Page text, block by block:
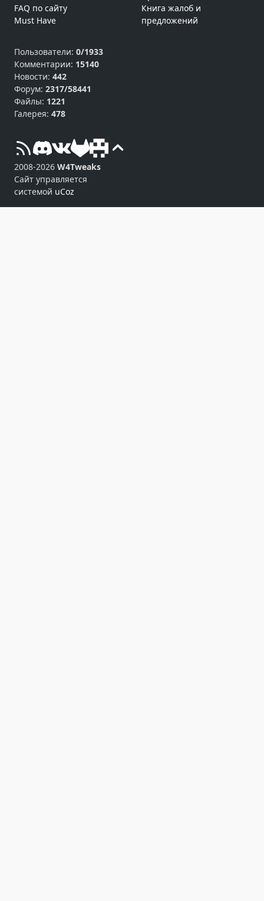
FAQ по сайту
Must Have
Книга жалоб и
предложений
Пользователи: 0/1933
Комментарии: 15140
Новости: 442
Форум: 2317/58441
Файлы: 1221
Галерея: 478
2008-2026 W4Tweaks
Сайт управляется
системой uCoz